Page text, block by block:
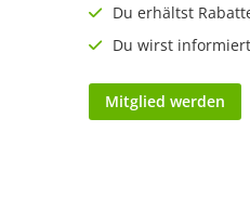
Du erhältst
Du wirst
Mitglied werden